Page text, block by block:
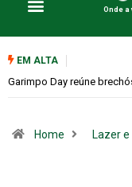
Onde
EM ALTA
Bugonia transforma
Home Lazer